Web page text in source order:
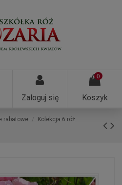
Zaloguj się
0
Koszyk
rabatowe
Kolekcja 6 róż